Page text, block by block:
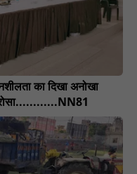
का दिखा अनोखा